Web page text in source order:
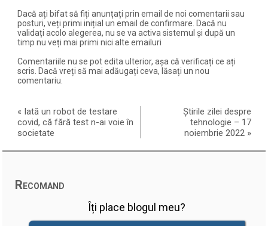
Dacă ați bifat să fiți anunțați prin email de noi comentarii sau
posturi, veți primi inițial un email de confirmare. Dacă nu
validați acolo alegerea, nu se va activa sistemul și după un
timp nu veți mai primi nici alte emailuri
Comentariile nu se pot edita ulterior, așa că verificați ce ați
scris. Dacă vreți să mai adăugați ceva, lăsați un nou
comentariu.
« Iată un robot de testare
covid, că fără test n-ai voie în
societate
Știrile zilei despre
tehnologie – 17
noiembrie 2022 »
Recomand
Îți place blogul meu?